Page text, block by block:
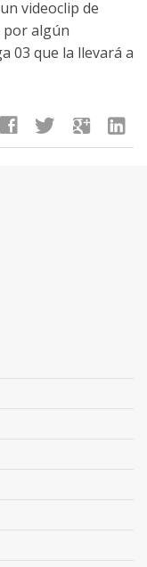
videoclip de
por algún
03 que la llevará a
facebook twitter google linkedin